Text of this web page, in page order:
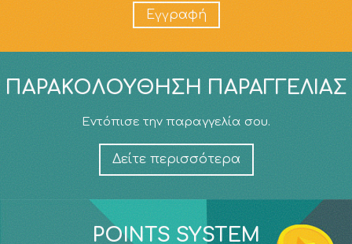
Εγγραφή
ΠΑΡΑΚΟΛΟΎΘΗΣΗ ΠΑΡΑΓΓΕΛΊΑΣ
Εντόπισε την παραγγελία σου.
Δείτε περισσότερα
POINTS SYSTEM